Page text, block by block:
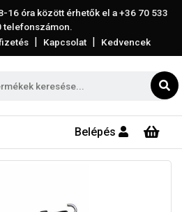
16 óra között érhetők el a+36 70 533
telefonszámon.
| Kapcsolat | Kedvencek
Belépés